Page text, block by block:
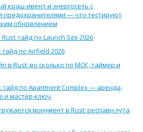
краш-ивент и энергосеть с
— что тестируют
обновлением
гайд по Launch Site 2026
по Airfield 2026
в Rust: во сколько по МСК, таймер и
гайд по Apartment Complex — аренда,
и мастер-ключ
монумент в Rust: респавн лута